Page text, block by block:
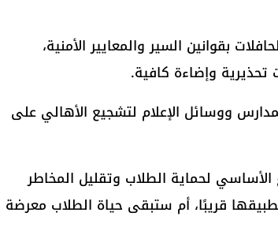
بقوانين السير والمعايير الأمنية،
تحذيرية وإضاءة كافية.
ووسائل الإعلام لتشجيع الأهالي على
لحماية الطلاب وتقليل المخاطر
قريبًا، أم ستبقى حياة الطلاب معرضة